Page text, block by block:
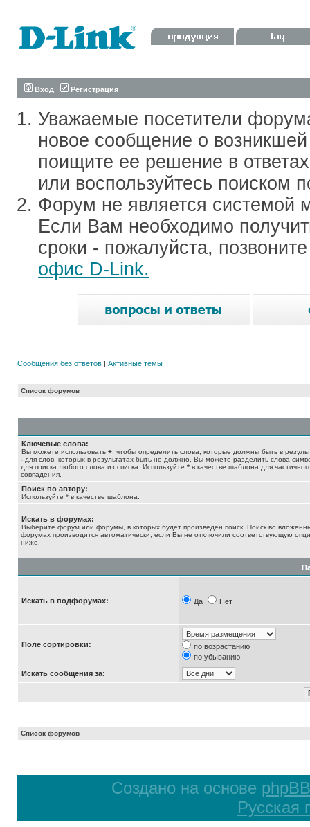
Вход Регистрация
Уважаемые посетители
новое сообщение о
поищите ее решение в
или воспользуйтесь поиском
Форум не является системой
Если Вам необходимо
сроки - пожалуйста,
офис D-Link.
Сообщения без ответов | Активные темы
Список форумов
Ключевые слова:
Вы можете использовать + , чтобы определить слова, которые должны быть в
- для слов, которых в результатах быть не должно. Вы можете разделить слова
для поиска любого слова из списка. Используйте * в качестве шаблона для
совпадения.
Поиск по автору:
Используйте * в качестве шаблона.
Искать в форумах:
Выберите форум или форумы, в которых будет произведен поиск. Поиск во
форумах производится автоматически, если Вы не отключили соответствующую
ниже.
Искать в подфорумах: Да Нет
Поле сортировки:
по возрастанию
по убыванию
Искать сообщения за:
Список форумов
Создано на основе phpBB
Русская